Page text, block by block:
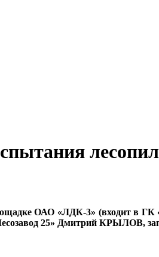
ОАО «ЛДК-3» (входит в ГК
25» Дмитрий КРЫЛОВ,